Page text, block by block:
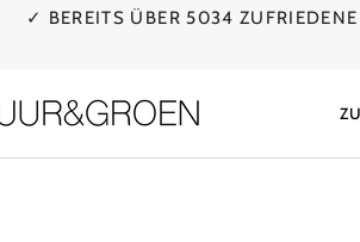
✓ BEREITS ÜBER 5034